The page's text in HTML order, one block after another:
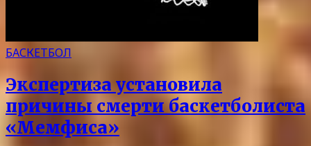
БАСКЕТБОЛ
Экспертиза установила
причины смерти баскетболиста
«Мемфиса»